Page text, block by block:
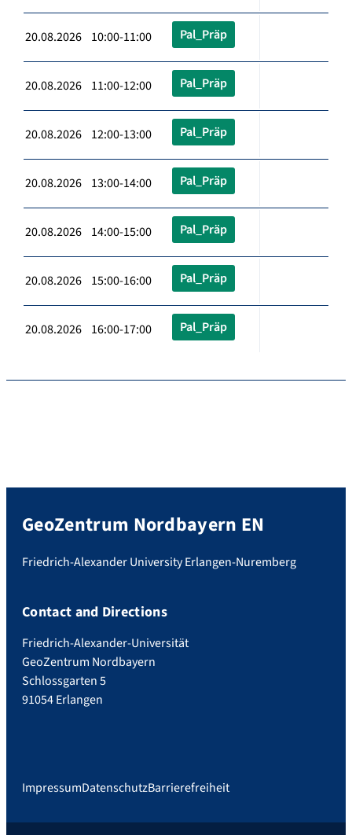
20.08.2026 10:00-11:00 Pal_Präp
20.08.2026 11:00-12:00 Pal_Präp
20.08.2026 12:00-13:00 Pal_Präp
20.08.2026 13:00-14:00 Pal_Präp
20.08.2026 14:00-15:00 Pal_Präp
20.08.2026 15:00-16:00 Pal_Präp
20.08.2026 16:00-17:00 Pal_Präp
GeoZentrum Nordbayern EN
Friedrich-Alexander University Erlangen-Nuremberg
Contact and Directions
Friedrich-Alexander-Universität
GeoZentrum Nordbayern
Schlossgarten 5
91054 Erlangen
ImpressumDatenschutzBarrierefreiheit